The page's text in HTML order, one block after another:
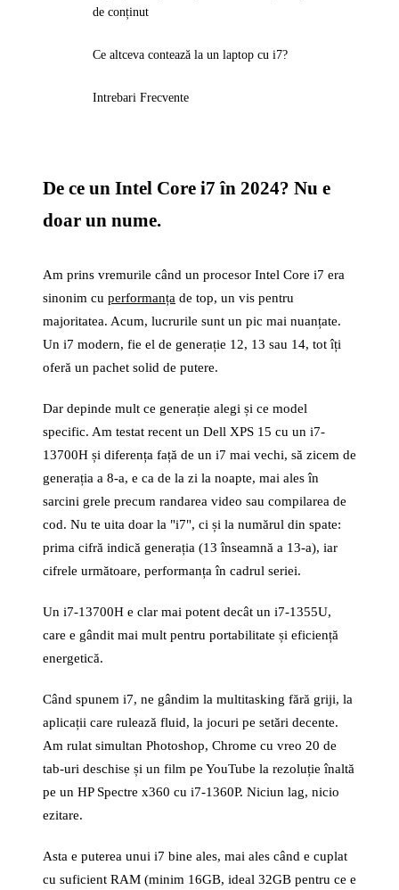
de conținut
Ce altceva contează la un laptop cu i7?
Intrebari Frecvente
De ce un Intel Core i7 în 2024? Nu e
doar un nume.
Am prins vremurile când un procesor Intel Core i7 era
sinonim cu performanța de top, un vis pentru
majoritatea. Acum, lucrurile sunt un pic mai nuanțate.
Un i7 modern, fie el de generație 12, 13 sau 14, tot îți
oferă un pachet solid de putere.
Dar depinde mult ce generație alegi și ce model
specific. Am testat recent un Dell XPS 15 cu un i7-
13700H și diferența față de un i7 mai vechi, să zicem de
generația a 8-a, e ca de la zi la noapte, mai ales în
sarcini grele precum randarea video sau compilarea de
cod. Nu te uita doar la "i7", ci și la numărul din spate:
prima cifră indică generația (13 înseamnă a 13-a), iar
cifrele următoare, performanța în cadrul seriei.
Un i7-13700H e clar mai potent decât un i7-1355U,
care e gândit mai mult pentru portabilitate și eficiență
energetică.
Când spunem i7, ne gândim la multitasking fără griji, la
aplicații care rulează fluid, la jocuri pe setări decente.
Am rulat simultan Photoshop, Chrome cu vreo 20 de
tab-uri deschise și un film pe YouTube la rezoluție înaltă
pe un HP Spectre x360 cu i7-1360P. Niciun lag, nicio
ezitare.
Asta e puterea unui i7 bine ales, mai ales când e cuplat
cu suficient RAM (minim 16GB, ideal 32GB pentru ce e